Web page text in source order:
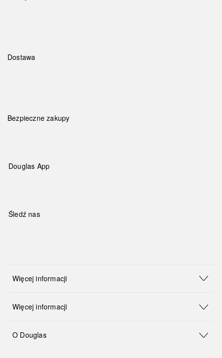
Dostawa
Bezpieczne zakupy
Douglas App
Śledź nas
Więcej informacji
Więcej informacji
O Douglas